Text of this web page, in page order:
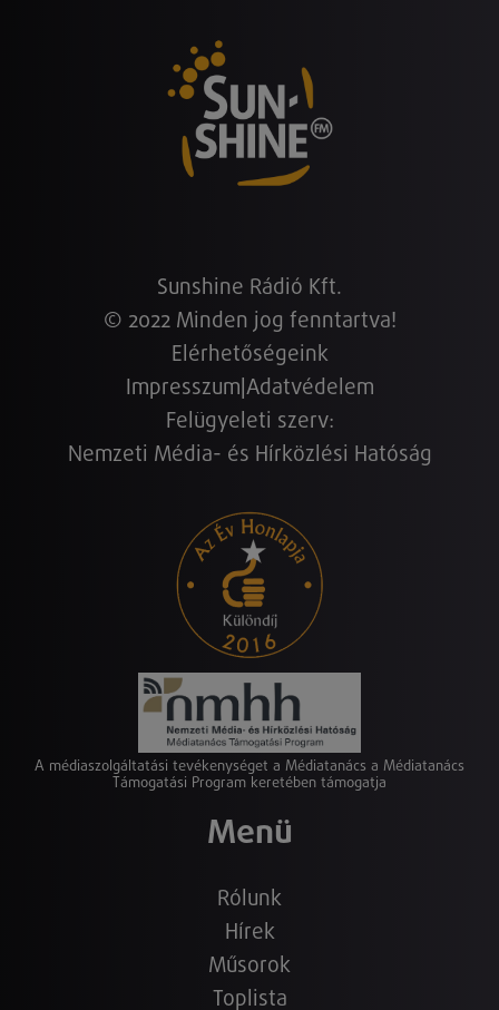
Sunshine Rádió Kft.
© 2022 Minden jog fenntartva!
Elérhetőségeink
Impresszum Adatvédelem
Felügyeleti szerv:
Nemzeti Média- és Hírközlési Hatóság
A médiaszolgáltatási tevékenységet a Médiatanács a Médiatanács
Támogatási Program keretében támogatja
Menü
Rólunk
Hírek
Műsorok
Toplista